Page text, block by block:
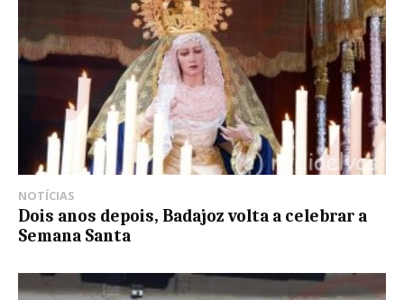
NOTÍCIAS
Dois anos depois, Badajoz volta a celebrar a
Semana Santa